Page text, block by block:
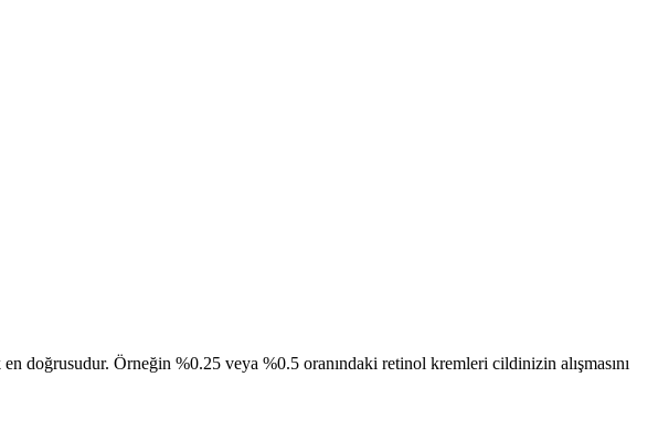
doğrusudur. Örneğin %0.25 veya %0.5 oranındaki retinol kremleri cildinizin alışmasını